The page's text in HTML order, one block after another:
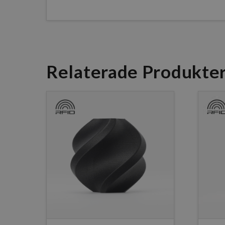
Relaterade